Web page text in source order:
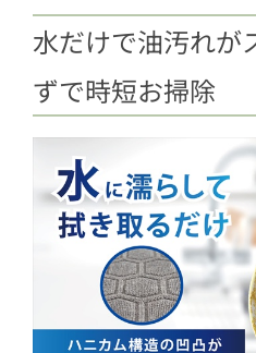
水だけで油汚れが
ずで時短お掃除